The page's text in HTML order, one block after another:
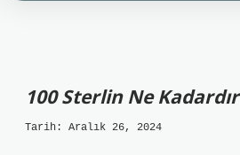
100 Sterlin Ne Kadardır
Tarih: Aralık 26, 2024